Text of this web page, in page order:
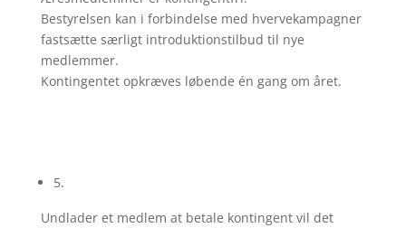
Bestyrelsen kan i forbindelse med hvervekampagner
fastsætte særligt introduktionstilbud til nye
medlemmer.
Kontingentet opkræves løbende én gang om året.
5.
Undlader et medlem at betale kontingent vil det